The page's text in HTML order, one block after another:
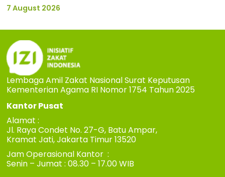
7 August 2026
Lembaga Amil Zakat Nasional Surat Keputusan
Kementerian Agama RI Nomor 1754 Tahun 2025
Kantor Pusat
Alamat :
Jl. Raya Condet No. 27-G, Batu Ampar,
Kramat Jati, Jakarta Timur 13520
Jam Operasional Kantor :
Senin – Jumat : 08.30 – 17.00 WIB